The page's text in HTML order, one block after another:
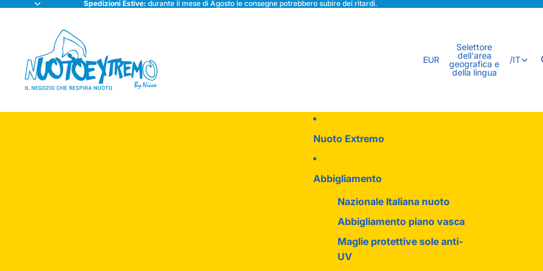
Spedizioni Estive: durante il mese di Agosto le consegne potrebbero subire dei ritardi.
EUR
Selettore
dell'area
geografica e
della lingua
/IT
Nuoto Extremo
Abbigliamento
Nazionale Italiana nuoto
Abbigliamento piano vasca
Maglie protettive sole anti-
UV